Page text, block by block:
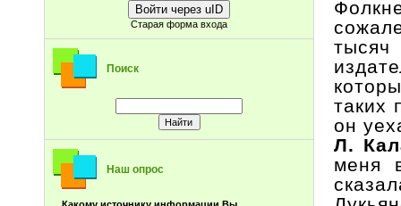
Войти через uID
Старая форма входа
Поиск
Наш опрос
тысяч
таких
он
Л.
меня